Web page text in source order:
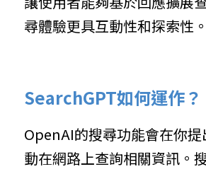
尋體驗更具互動性和探索性。
SearchGPT如何運作？
OpenAI的搜尋功能會在你提
動在網路上查詢相關資訊。